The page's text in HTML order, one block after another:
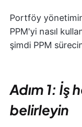
Portföy
PPM'yi nasıl
şimdi PPM
Adım 1: İş
belirleyin